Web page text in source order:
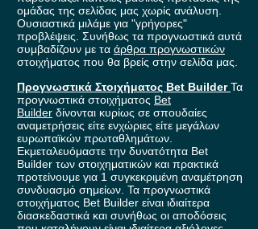
ομάδας της σελίδας μας χωρίς ανάλυση.
Ουσιαστικά μιλάμε για "γρήγορες"
προβλέψεις. Συνήθως τα προγνωστικά αυτά
συμβαδίζουν με τα άρθρα προγνωστικών
στοιχήματος που θα βρείς στην σελίδα μας.
Προγνωστικά Στοιχήματος Bet BuilderΤα
προγνωστικά στοιχήματος Bet
Builder δίνονται κυρίως σε σπουδαίες
αναμετρήσεις είτε ενχώριες είτε μεγάλων
ευρωπαϊκών πρωταθλημάτων.
Εκμεταλευόμαστε την δυνατότητα Bet
Builder των στοιχηματικών και πρακτικά
προτείνουμε για 1 συγκεκριμένη αναμέτρηση
συνδυασμό σημείων. Τα προγνωστικά
στοιχήματος Bet Builder είναι ιδιαίτερα
διασκεδαστικά και συνήθως οι αποδόσεις